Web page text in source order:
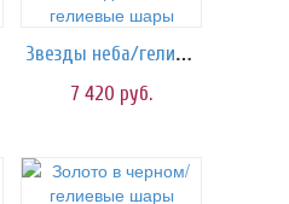
Звезды неба/гелиевые шары
7 420 руб.